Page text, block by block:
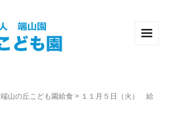
端山の丘こども園給食 > １１月５日（火） 給